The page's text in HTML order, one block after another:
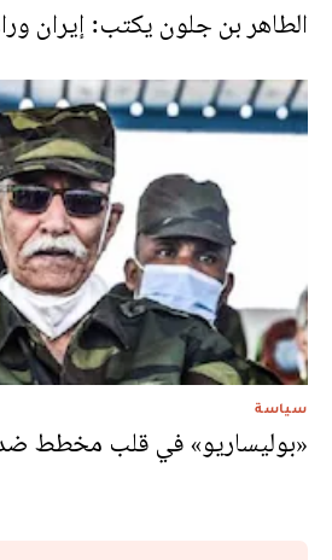
الطاهر بن جلون يكتب: إيران
سياسة
«بوليساريو» في قلب مخطط ضد